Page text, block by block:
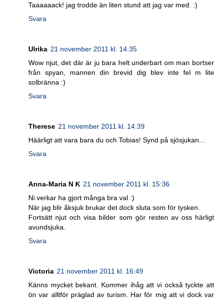
Taaaaaack! jag trodde än liten stund att jag var med. :)
Svara
Ulrika 21 november 2011 kl. 14:35
Wow njut, det där är ju bara helt underbart om man bortser
från spyan, mannen din brevid dig blev inte fel m lite
solbränna :)
Svara
Therese 21 november 2011 kl. 14:39
Häärligt att vara bara du och Tobias! Synd på sjösjukan...
Svara
Anna-Maria N K 21 november 2011 kl. 15:36
Ni verkar ha gjort många bra val :)
När jag blir åksjuk brukar det dock sluta som för tysken.
Fortsätt njut och visa bilder som gör resten av oss härligt
avundsjuka.
Svara
Victoria 21 november 2011 kl. 16:49
Känns mycket bekant. Kommer ihåg att vi också tyckte att
ön var alltför präglad av turism. Har för mig att vi dock var